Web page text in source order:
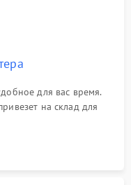
для вас время.
на склад для